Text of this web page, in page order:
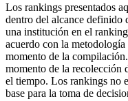
Los rankings presentados
dentro del alcance definido
una institución en el
acuerdo con la
momento de la
momento de la recolección
el tiempo. Los rankings no
base para la toma de